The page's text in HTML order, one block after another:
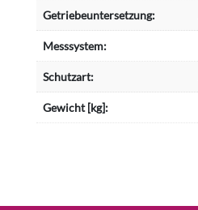
Getriebeuntersetzung:
Messsystem:
Schutzart:
Gewicht [kg]: